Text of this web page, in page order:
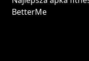
BetterMe